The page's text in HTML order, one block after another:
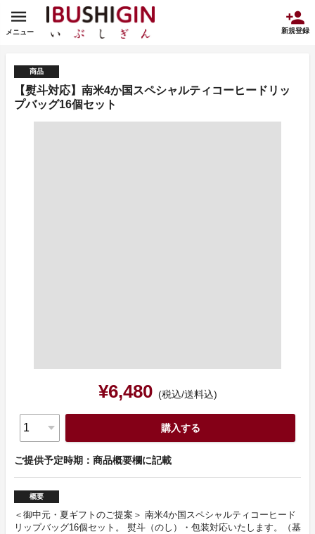
メニュー 新規登録
商品
【熨斗対応】南米4か国スペシャルティコーヒードリッ
プバッグ16個セット
¥6,480 (税込/送料込)
購入する
ご提供予定時期：商品概要欄に記載
概要
＜御中元・夏ギフトのご提案＞ 南米4か国スペシャルティコーヒード
リップバッグ16個セット。 熨斗（のし）・包装対応いたします。（基